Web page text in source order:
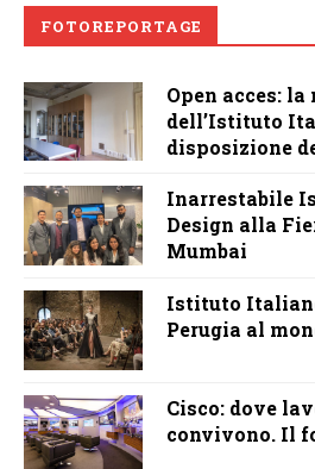
FOTOREPORTAGE
Open acces:
dell’Istituto
disposizione
Inarrestabile
Design alla
Mumbai
Istituto
Perugia al
Cisco: dove
convivono. Il